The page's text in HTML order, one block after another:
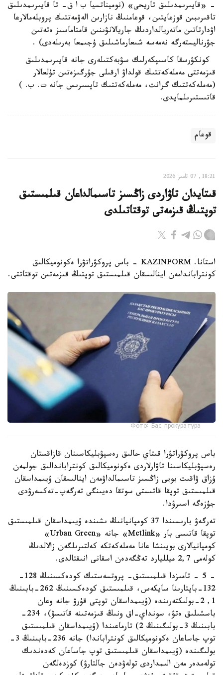
- «قايىرىمدىلىق تاريحى» (نوميناتسيا ب ا ق- تا قايىرىمدىلىق
تاقىرىبىن قوزعايتىن، قوعامنىڭ نازارىن الەۋمەتتىك پروبلەمالارعا
اۋدارتاتىن ماتەريالداردىڭ جاريالانۋىنىن قامتاماسىز ەتەتىن
جۋرناليستەرگە نەمەسە شىعارماشىلىق ۇجىمعا بەرىلەدى) .
كونكۋرسقا كاسىپكەرلىك سۋبەكتىلەرى جانە قايىرىمدىلىق
قىزمەتتى مەملەكەتتىك قولداۋ ارقىلى جۇرگىزەتىن تۇلعالار
(مەملەكەتتىك گرانت، مەملەكەتتىك تاپسىرىس جانە ت. ب. )
قاتىستىرىلمايدى.
قوعام
18:21, 07 تامىز 2026
قىتايدان تاۋاردى زاڭسىز تاسىمالداعان قىلمىستىق
توپتىڭ قىزمەتى توقتاتىلدى
استانا. KAZINFORM - باس پروكۋراتۋرا ەكونوميكالىق
كونتراباندامەن اينالىسقان قىلمىستىق توپتىڭ قىزمەتىن توقتاتتى.
Фото: Бас прокуратура
باس پروكۋراتۋرا قىتاي حالىق رەسپۋبليكاسىنان قازاقستان
رەسپۋبليكاسىنا تاۋارلاردى ەكونوميكالىق كونتراباندالىق جولمەن
ۇزاق ۋاقىت بويى زاڭسىز تاسىمالداۋمەن اينالىسقان ۇيىمداسقان
قىلمىستىق توپقا قاتىستى سوتقا دەيىنگى تەرگەپ-تەكسەرۋدى
جۇزەگە اسىرۋدا.
تەرگەۋ بارىسىندا 37 كومپانيانىڭ ىشىندە ۇيىمداسقان قىلمىستىق
توپقا قاتىسى بار «Metlink» جانە «Urban Green»
كومپانيالارى بويىنشا عانا مەملەكەتكە كەلتىرىلگەن زالالدىڭ
كولەمى 2,7 ميلليارد تەڭگەدەن اسقانى انىقتالدى.
- 5 - تامىزدا قىلمىستىق- پروتسەستىك كودەكسىنىڭ 128-
132-باپتارىنا سايكەس، قىلمىستىق كودەكسىنىڭ 262-بابىنىڭ
1, 2-بولىكتەرىندە (ۇيىمداسقان توپتى قۇرۋ جانە وعان
باسشىلىق ەتۋ، سونداي-اق ونىڭ قىزمەتىنە قاتىسۋ)، 234-
بابىنىڭ 3-بولىگىنىڭ 2) تارماعىندا (ۇيىمداسقان قىلمىستىق
توپ جاساعان ەكونوميكالىق كونتراباندا) جانە 236-بابىنىڭ 3-
بولىگىندە (ۇيىمداسقان قىلمىستىق توپ جاساعان كەدەندىك
تولەمدەر مەن الىمداردى تولەۋدەن جالتارۋ) كوزدەلگەن